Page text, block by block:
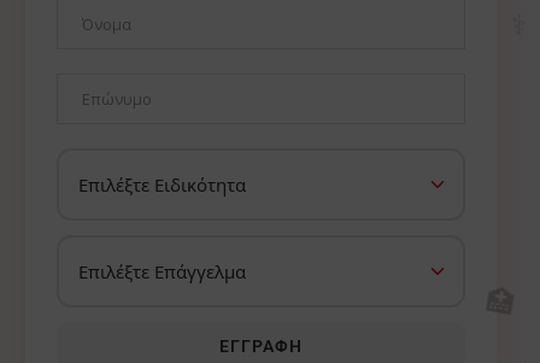
ΕΓΓΡΑΦΉ